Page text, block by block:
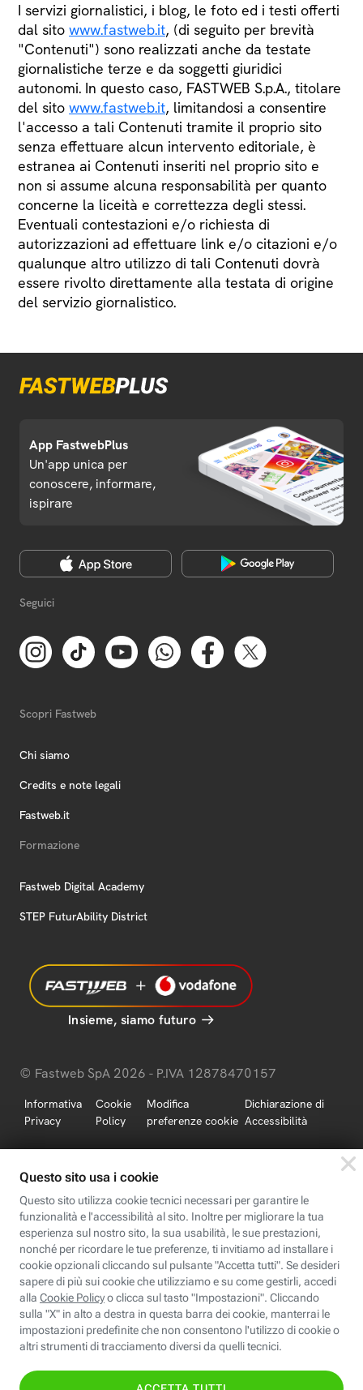
I servizi giornalistici, i blog, le foto ed i testi offerti
dal sito www.fastweb.it, (di seguito per brevità
"Contenuti") sono realizzati anche da testate
giornalistiche terze e da soggetti giuridici
autonomi. In questo caso, FASTWEB S.p.A., titolare
del sito www.fastweb.it, limitandosi a consentire
l'accesso a tali Contenuti tramite il proprio sito
senza effettuare alcun intervento editoriale, è
estranea ai Contenuti inseriti nel proprio sito e
non si assume alcuna responsabilità per quanto
concerne la liceità e correttezza degli stessi.
Eventuali contestazioni e/o richiesta di
autorizzazioni ad effettuare link e/o citazioni e/o
qualunque altro utilizzo di tali Contenuti dovrà
essere rivolto direttamente alla testata di origine
del servizio giornalistico.
App FastwebPlus
Un'app unica per
conoscere, informare,
ispirare
Seguici
Scopri Fastweb
Chi siamo
Credits e note legali
Fastweb.it
Formazione
Fastweb Digital Academy
STEP FuturAbility District
Insieme, siamo futuro
© Fastweb SpA 2026 - P.IVA 12878470157
Informativa
Privacy
Cookie
Policy
Modifica
preferenze cookie
Dichiarazione di
Accessibilità